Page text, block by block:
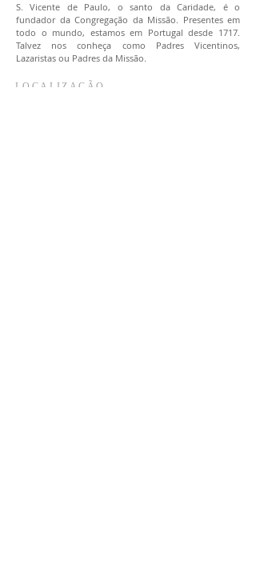
S. Vicente de Paulo, o santo da Caridade, é o
fundador da Congregação da Missão. Presentes em
todo o mundo, estamos em Portugal desde 1717.
Talvez nos conheça como Padres Vicentinos,
Lazaristas ou Padres da Missão.
LOCALIZAÇÃO